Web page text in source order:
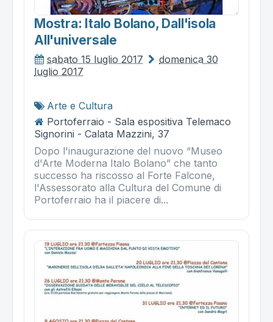
Mostra: Italo Bolano, Dall'isola
All'universale
sabato 15 luglio 2017
domenica 30
luglio 2017
Arte e Cultura
Portoferraio - Sala espositiva Telemaco
Signorini - Calata Mazzini, 37
Dopo l'inaugurazione del nuovo “Museo
d'Arte Moderna Italo Bolano” che tanto
successo ha riscosso al Forte Falcone,
l'Assessorato alla Cultura del Comune di
Portoferraio ha il piacere di...